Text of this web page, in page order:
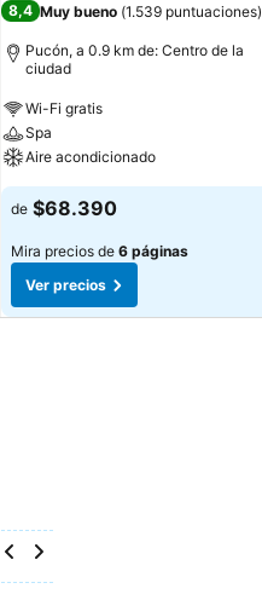
8,4 Muy bueno (1.539 puntuaciones)
Pucón, a 0.9 km de: Centro de la
ciudad
Wi-Fi gratis
Spa
Aire acondicionado
de $68.390
Mira precios de 6 páginas
Ver precios